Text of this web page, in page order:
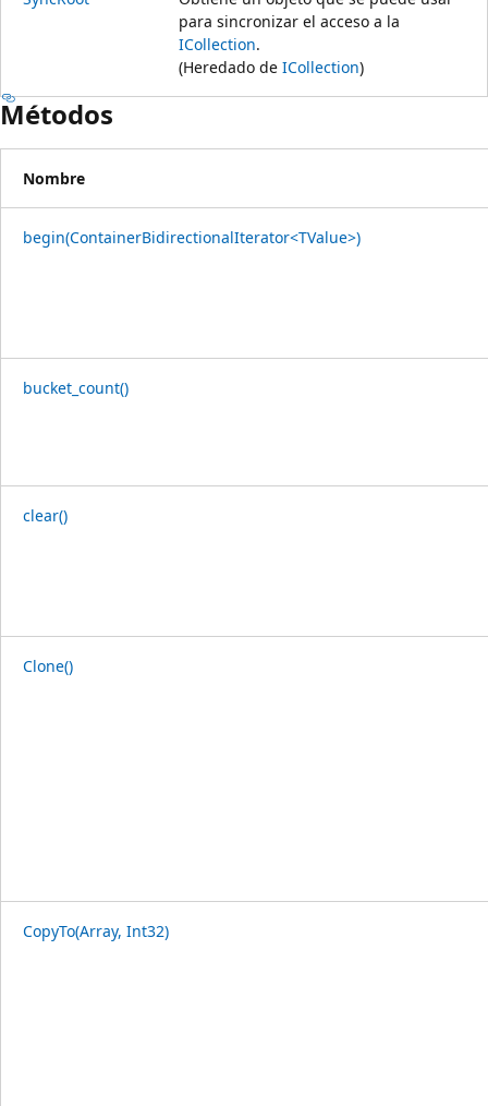
para sincronizar el acceso a la
ICollection.
(Heredado de ICollection)
Métodos
Nombre
begin(ContainerBidirectionalIterator<TValue>)
bucket_count()
clear()
Clone()
CopyTo(Array, Int32)